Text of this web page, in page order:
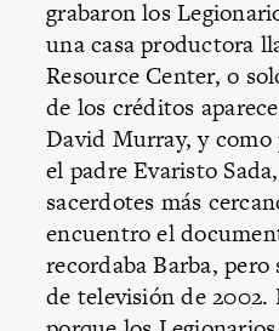
grabaron los
una casa productora
Resource Center, o
de los créditos
David Murray, y
el padre Evaristo
sacerdotes más
encuentro el
recordaba Barba,
de televisión de